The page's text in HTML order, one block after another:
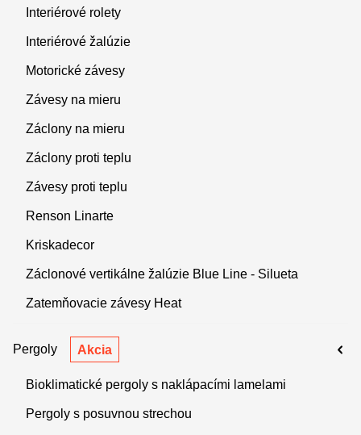
Interiérové rolety
Interiérové žalúzie
Motorické závesy
Závesy na mieru
Záclony na mieru
Záclony proti teplu
Závesy proti teplu
Renson Linarte
Kriskadecor
Záclonové vertikálne žalúzie Blue Line - Silueta
Zatemňovacie závesy Heat
Pergoly Akcia
Bioklimatické pergoly s naklápacími lamelami
Pergoly s posuvnou strechou